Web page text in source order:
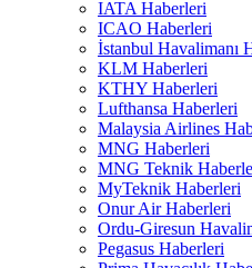
IATA Haberleri
ICAO Haberleri
İstanbul Havalimanı
KLM Haberleri
KTHY Haberleri
Lufthansa Haberleri
Malaysia Airlines
MNG Haberleri
MNG Teknik
MyTeknik Haberleri
Onur Air Haberleri
Ordu-Giresun
Pegasus Haberleri